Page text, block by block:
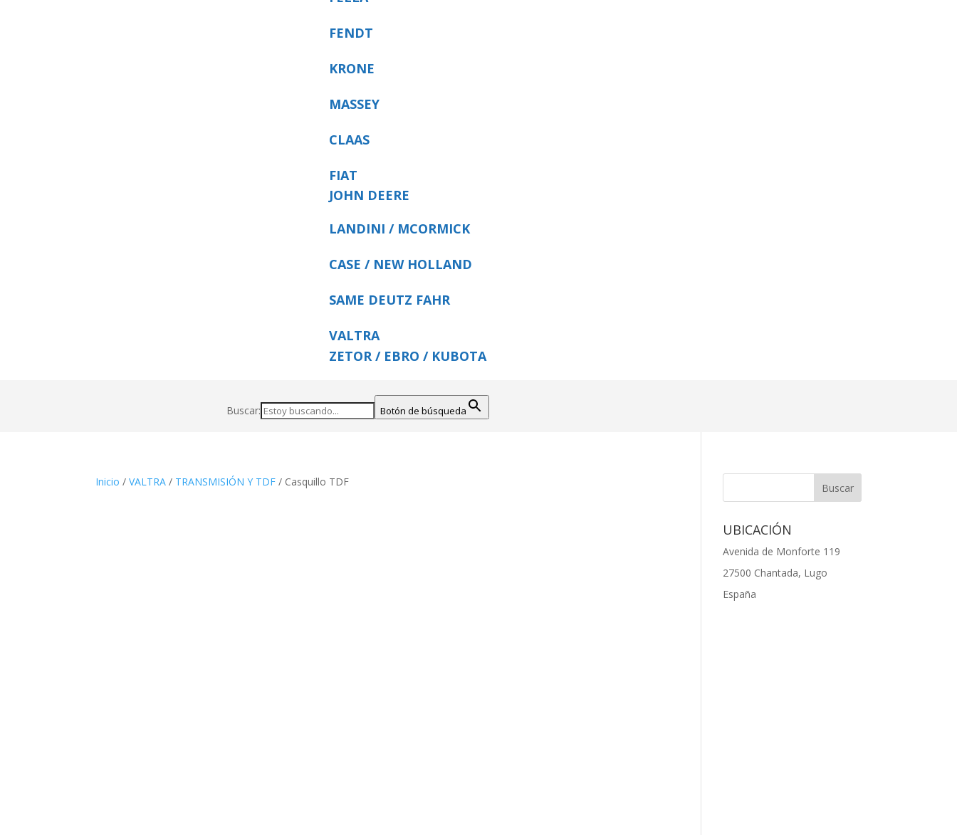
FENDT
KRONE
MASSEY
CLAAS
FIAT
JOHN DEERE
LANDINI / MCORMICK
CASE / NEW HOLLAND
SAME DEUTZ FAHR
VALTRA
ZETOR / EBRO / KUBOTA
Buscar: Botón de búsqueda
Inicio /VALTRA / TRANSMISIÓN Y TDF / Casquillo TDF
UBICACIÓN
Avenida de Monforte 119
27500 Chantada, Lugo
España